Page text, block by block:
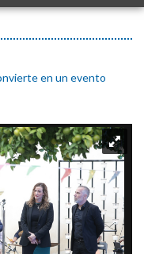
en un evento
Funds
System
Legal Notice
Cookies Policy